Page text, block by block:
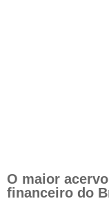
O maior
financeiro do